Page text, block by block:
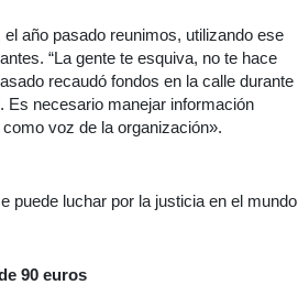
año pasado reunimos, utilizando ese
“La gente te esquiva, no te hace
recaudó fondos en la calle durante
Es necesario manejar información
voz de la organización».
puede luchar por la justicia en el mundo
90 euros